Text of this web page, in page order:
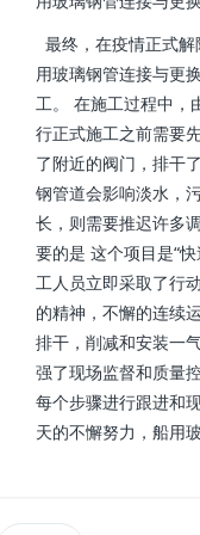
最终，在疫情正式
用玻璃钢管连接与更
工。 在施工过程中，
行正式施工之前需要
了附近的阀门，排干
钢管道会影响淡水，
长，则需要推迟许多
要的是 这个项目是“
工人员立即采取了行
的精神，不懈的连续
排干，削减和安装一
强了现场监督和质量
每个步骤进行跟进和
天的不懈努力，船用